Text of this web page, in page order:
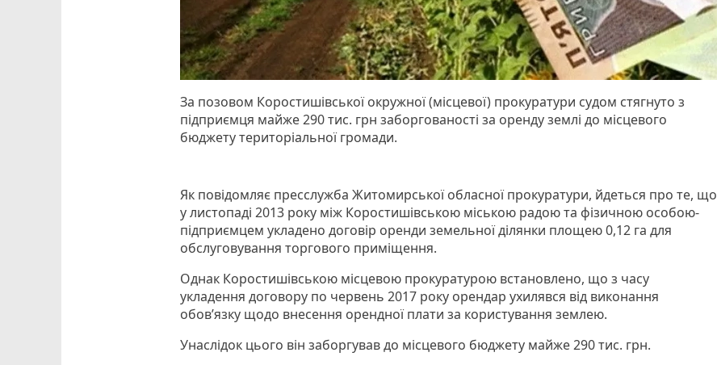
За позовом Коростишівської окружної (місцевої) прокуратури судом стягнуто з
підприємця майже 290 тис. грн заборгованості за оренду землі до місцевого
бюджету територіальної громади.
Як повідомляє пресслужба Житомирської обласної прокуратури, йдеться про те, що
у листопаді 2013 року між Коростишівською міською радою та фізичною особою-
підприємцем укладено договір оренди земельної ділянки площею 0,12 га для
обслуговування торгового приміщення.
Однак Коростишівською місцевою прокуратурою встановлено, що з часу
укладення договору по червень 2017 року орендар ухилявся від виконання
обов’язку щодо внесення орендної плати за користування землею.
Унаслідок цього він заборгував до місцевого бюджету майже 290 тис. грн.